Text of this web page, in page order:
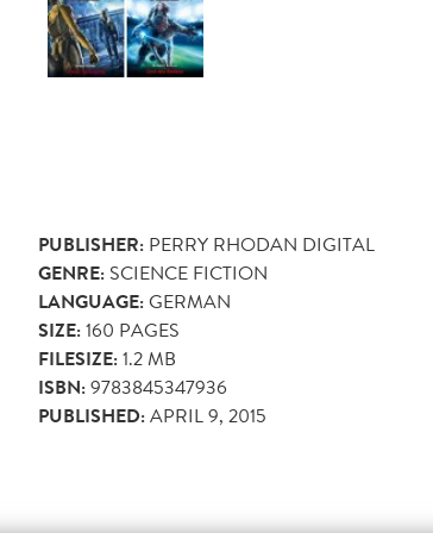
PUBLISHER: PERRY RHODAN DIGITAL
GENRE: SCIENCE FICTION
LANGUAGE:GERMAN
SIZE:160 PAGES
FILESIZE:1.2 MB
ISBN:9783845347936
PUBLISHED:APRIL 9, 2015